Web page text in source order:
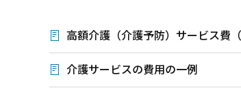
高額介護（介護予防）サービス費（
介護サービスの費用の一例